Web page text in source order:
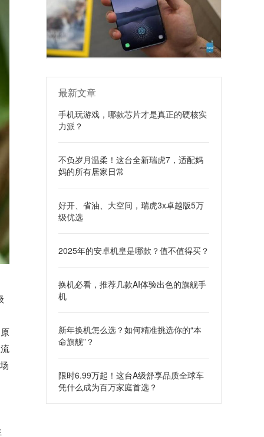
最新文章
手机玩游戏，哪款芯片才是真正的硬核实
力派？
不负岁月温柔！这台全新瑞虎7，适配妈
妈的所有居家日常
好开、省油、大空间，瑞虎3x卓越版5万
级优选
2025年的安卓机皇是哪款？值不值得买？
换机必看，推荐几款AI体验出色的旗舰手
机
新年换机怎么选？如何精准挑选你的“本
命旗舰”？
限时6.99万起！这台A级舒享品质全球车
凭什么成为百万家庭首选？